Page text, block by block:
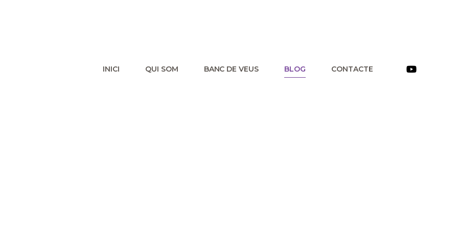
INICI QUI SOM BANC DE VEUS BLOG CONTACTE